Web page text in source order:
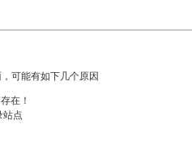
可能有如下几个原因
在！
站点